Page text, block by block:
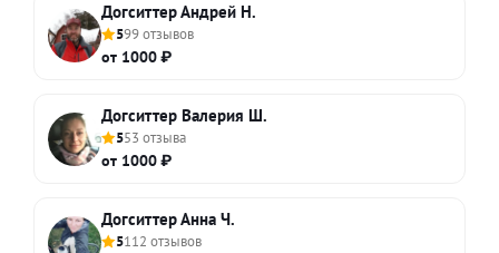
Догситтер Андрей Н.
599 отзывов
от 1000 ₽
Догситтер Валерия Ш.
553 отзыва
от 1000 ₽
Догситтер Анна Ч.
5112 отзывов